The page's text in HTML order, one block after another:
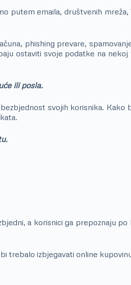
putem emaila, društvenih
phishing prevare,
ostaviti svoje podatke na
ili posla.
svojih korisnika. Kako
a korisnici ga prepoznaju
trebalo izbjegavati online